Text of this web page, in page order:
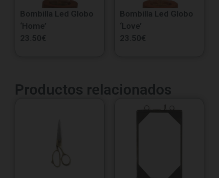
Bombilla Led Globo
‘Home’
23.50€
Bombilla Led Globo
‘Love’
23.50€
Productos relacionados